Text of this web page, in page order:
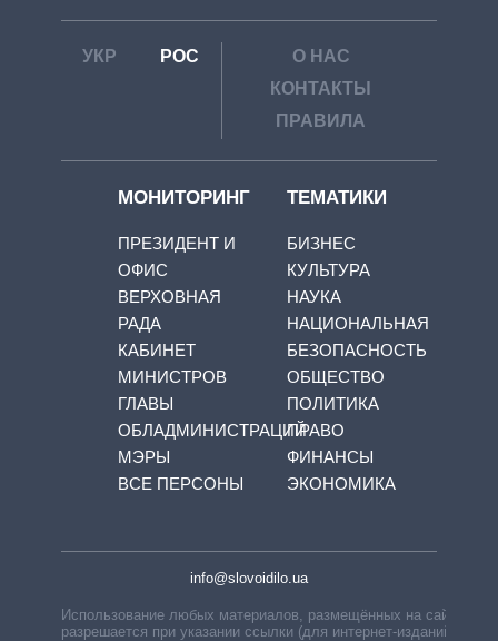
УКР РОС
О НАС
КОНТАКТЫ
ПРАВИЛА
МОНИТОРИНГ
ПРЕЗИДЕНТ И
ОФИС
ВЕРХОВНАЯ
РАДА
КАБИНЕТ
МИНИСТРОВ
ГЛАВЫ
ОБЛАДМИНИСТРАЦИЙ
МЭРЫ
ВСЕ ПЕРСОНЫ
ТЕМАТИКИ
БИЗНЕС
КУЛЬТУРА
НАУКА
НАЦИОНАЛЬНАЯ
БЕЗОПАСНОСТЬ
ОБЩЕСТВО
ПОЛИТИКА
ПРАВО
ФИНАНСЫ
ЭКОНОМИКА
info@slovoidilo.ua
Использование любых материалов, размещённых на сайте,
разрешается при указании ссылки (для интернет-изданий —